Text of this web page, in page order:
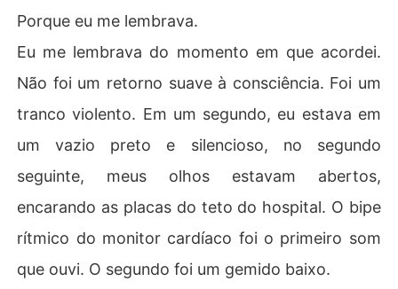
Porque eu me lembrava.
Eu me lembrava do momento em que acordei.
Não foi um retorno suave à consciência. Foi um
tranco violento. Em um segundo, eu estava em
um vazio preto e silencioso, no segundo
seguinte, meus olhos estavam abertos,
encarando as placas do teto do hospital. O bipe
rítmico do monitor cardíaco foi o primeiro som
que ouvi. O segundo foi um gemido baixo.